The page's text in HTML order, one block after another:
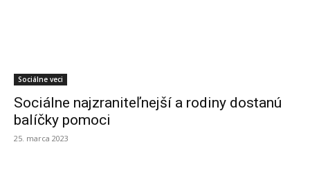
Sociálne veci
Sociálne najzraniteľnejší a rodiny dostanú
balíčky pomoci
25. marca 2023